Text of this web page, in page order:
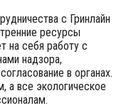
с Гринлайн
ресурсы
на себя работу с
надзора,
в органах.
а все экологическое